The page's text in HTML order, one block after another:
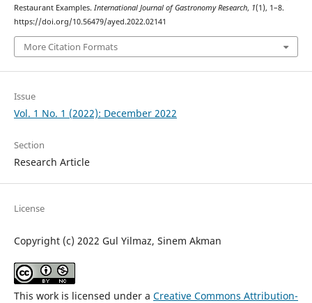
Restaurant Examples. International Journal of Gastronomy Research, 1(1), 1–8.
https://doi.org/10.56479/ayed.2022.02141
More Citation Formats
Issue
Vol. 1 No. 1 (2022): December 2022
Section
Research Article
License
Copyright (c) 2022 Gul Yilmaz, Sinem Akman
This work is licensed under aCreative Commons Attribution-